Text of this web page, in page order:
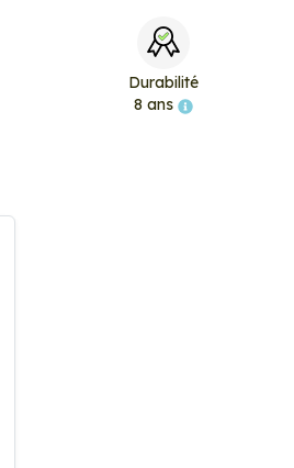
Durabilité
8 ans